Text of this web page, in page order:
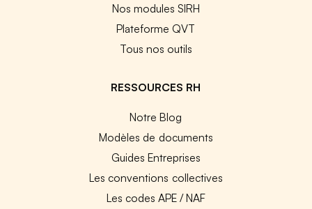
Nos modules SIRH
Plateforme QVT
Tous nos outils
RESSOURCES RH
Notre Blog
Modèles de documents
Guides Entreprises
Les conventions collectives
Les codes APE / NAF